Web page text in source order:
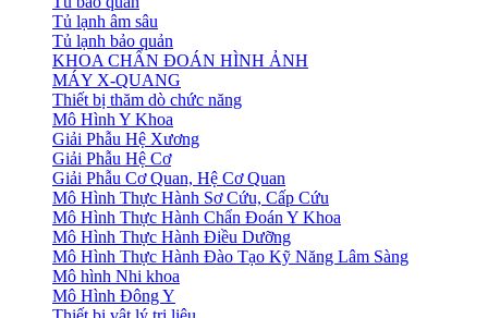
Tủ lạnh âm sâu
Tủ lạnh bảo quản
KHOA CHẨN ĐOÁN HÌNH ẢNH
MÁY X-QUANG
Thiết bị thăm dò chức năng
Mô Hình Y Khoa
Giải Phẫu Hệ Xương
Giải Phẫu Hệ Cơ
Giải Phẫu Cơ Quan, Hệ Cơ Quan
Mô Hình Thực Hành Sơ Cứu, Cấp Cứu
Mô Hình Thực Hành Chẩn Đoán Y Khoa
Mô Hình Thực Hành Điều Dưỡng
Mô Hình Thực Hành Đào Tạo Kỹ Năng Lâm Sàng
Mô hình Nhi khoa
Mô Hình Đông Y